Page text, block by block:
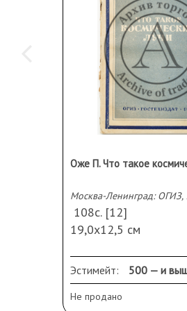
Оже П. Что такое
Москва-Ленинград: ОГИЗ,
108с. [12]
19,0х12,5 см
Сохранность:
разрывы корешка
Эстимейт: 500 — и
Не продано